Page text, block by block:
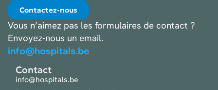
Contactez-nous
Vous n’aimez pas les formulaires de contact ?
Envoyez-nous un email.
info@hospitals.be
Contact
info@hospitals.be